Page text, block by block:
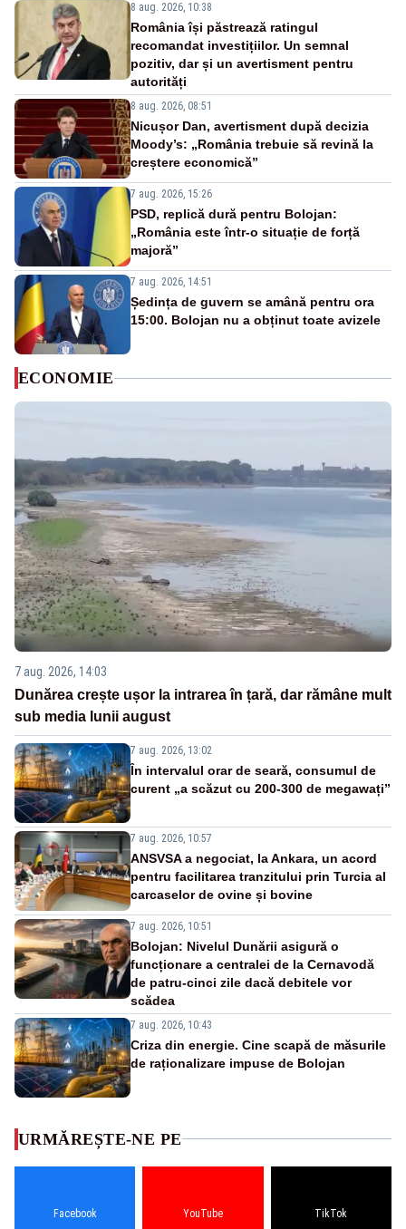
8 aug. 2026, 10:38
România își păstrează ratingul
recomandat investițiilor. Un semnal
pozitiv, dar și un avertisment pentru
autorități
8 aug. 2026, 08:51
Nicușor Dan, avertisment după decizia
Moody’s: „România trebuie să revină la
creștere economică”
7 aug. 2026, 15:26
PSD, replică dură pentru Bolojan:
„România este într-o situație de forță
majoră”
7 aug. 2026, 14:51
Ședința de guvern se amână pentru ora
15:00. Bolojan nu a obținut toate avizele
ECONOMIE
7 aug. 2026, 14:03
Dunărea crește ușor la intrarea în țară, dar rămâne mult
sub media lunii august
7 aug. 2026, 13:02
În intervalul orar de seară, consumul de
curent „a scăzut cu 200-300 de megawați”
7 aug. 2026, 10:57
ANSVSA a negociat, la Ankara, un acord
pentru facilitarea tranzitului prin Turcia al
carcaselor de ovine și bovine
7 aug. 2026, 10:51
Bolojan: Nivelul Dunării asigură o
funcționare a centralei de la Cernavodă
de patru-cinci zile dacă debitele vor
scădea
7 aug. 2026, 10:43
Criza din energie. Cine scapă de măsurile
de raționalizare impuse de Bolojan
URMĂREȘTE-NE PE
Facebook YouTube TikTok